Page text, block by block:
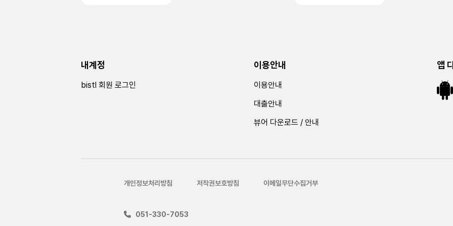
내계정
bistl 회원 로그인
이용안내
이용안내
대출안내
뷰어 다운로드 / 안내
앱
개인정보처리방침 저작권보호방침 이메일무단수집거부
051-330-7053